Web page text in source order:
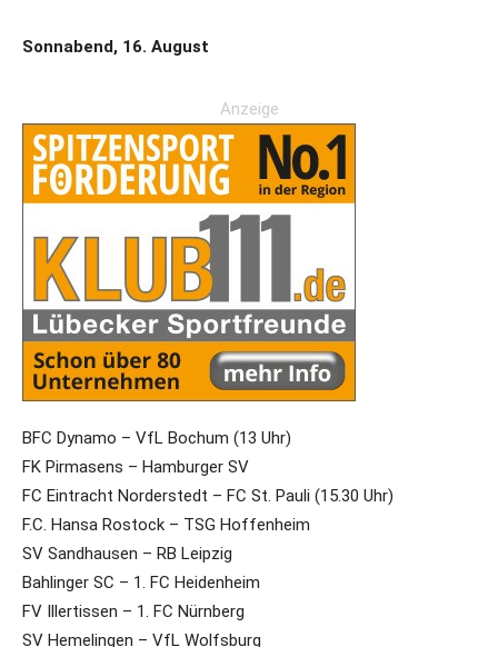
Sonnabend, 16. August
Anzeige
BFC Dynamo – VfL Bochum (13 Uhr)
FK Pirmasens – Hamburger SV
FC Eintracht Norderstedt – FC St. Pauli (15.30 Uhr)
F.C. Hansa Rostock – TSG Hoffenheim
SV Sandhausen – RB Leipzig
Bahlinger SC – 1. FC Heidenheim
FV Illertissen – 1. FC Nürnberg
SV Hemelingen – VfL Wolfsburg